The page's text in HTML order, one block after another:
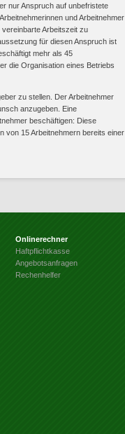
nur Anspruch auf unbefristete
und Arbeitnehmer
Arbeitszeit zu
für diesen Anspruch ist
mehr als 45
die Organisation eines Betriebs
zu stellen. Der Arbeitnehmer
anzugeben. Eine
beschäftigen: Diese
von 15 Arbeitnehmern bereits einer
Onlinerechner
Haftpflichtkasse
Angebotsanfragen
Rechenhelfer